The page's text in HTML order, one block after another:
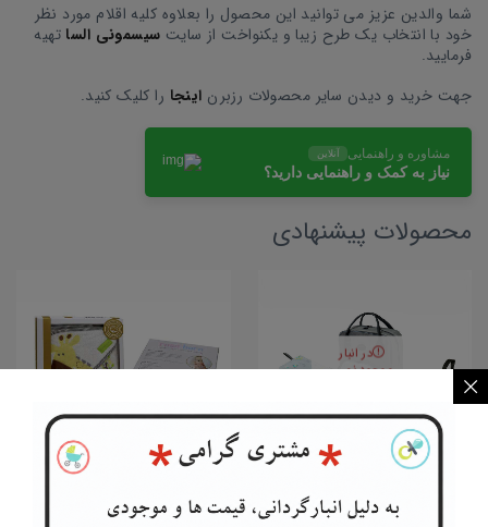
شما والدین عزیز می توانید این محصول را بعلاوه کلیه اقلام مورد نظر
خود با انتخاب یک طرح زیبا و یکنواخت از سایت سیسمونی السا تهیه
فرمایید.
جهت خرید و دیدن سایر محصولات رزبرن اینجا را کلیک کنید.
مشاوره و راهنمایی آنلاین
نیاز به کمک و راهنمایی دارید؟
محصولات پیشنهادی
در انبار
موجود نمی
کوله لوازم کودک Brooks ... حوله نوزاد 2تیکه Brooks...